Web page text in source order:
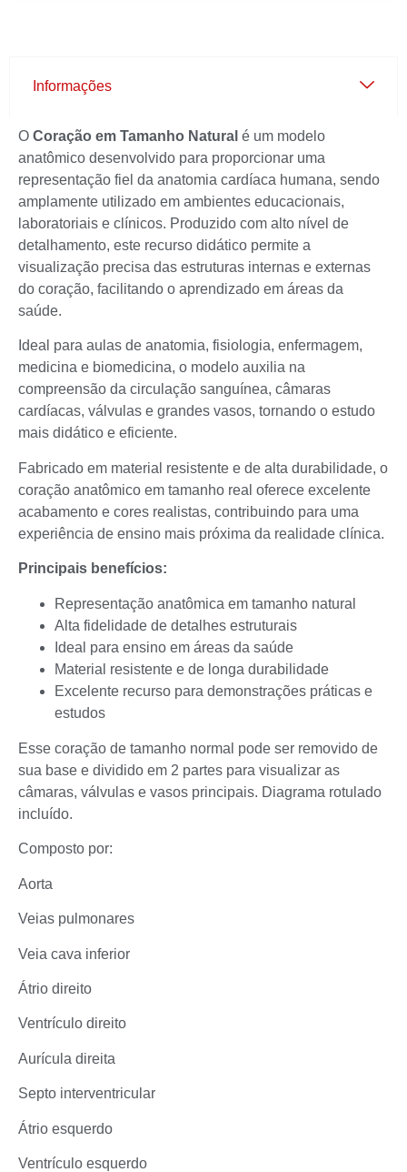
Informações
O Coração em Tamanho Natural é um modelo
anatômico desenvolvido para proporcionar uma
representação fiel da anatomia cardíaca humana, sendo
amplamente utilizado em ambientes educacionais,
laboratoriais e clínicos. Produzido com alto nível de
detalhamento, este recurso didático permite a
visualização precisa das estruturas internas e externas
do coração, facilitando o aprendizado em áreas da
saúde.
Ideal para aulas de anatomia, fisiologia, enfermagem,
medicina e biomedicina, o modelo auxilia na
compreensão da circulação sanguínea, câmaras
cardíacas, válvulas e grandes vasos, tornando o estudo
mais didático e eficiente.
Fabricado em material resistente e de alta durabilidade, o
coração anatômico em tamanho real oferece excelente
acabamento e cores realistas, contribuindo para uma
experiência de ensino mais próxima da realidade clínica.
Principais benefícios:
Representação anatômica em tamanho natural
Alta fidelidade de detalhes estruturais
Ideal para ensino em áreas da saúde
Material resistente e de longa durabilidade
Excelente recurso para demonstrações práticas e
estudos
Esse coração de tamanho normal pode ser removido de
sua base e dividido em 2 partes para visualizar as
câmaras, válvulas e vasos principais. Diagrama rotulado
incluído.
Composto por:
Aorta
Veias pulmonares
Veia cava inferior
Átrio direito
Ventrículo direito
Aurícula direita
Septo interventricular
Átrio esquerdo
Ventrículo esquerdo